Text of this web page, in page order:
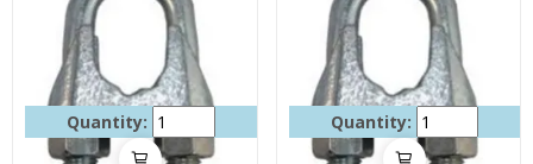
Quantity: Quantity: